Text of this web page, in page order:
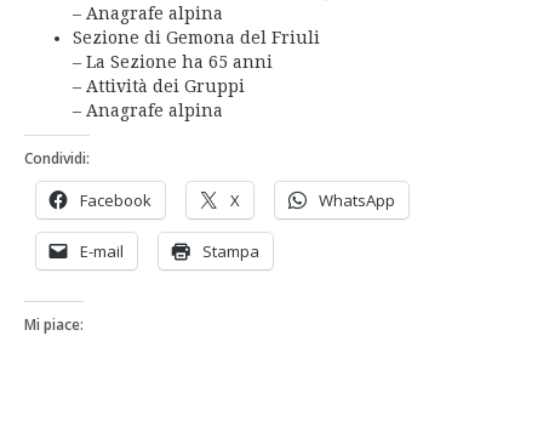
– Anagrafe alpina
Sezione di Gemona del Friuli
– La Sezione ha 65 anni
– Attività dei Gruppi
– Anagrafe alpina
Condividi:
Facebook X WhatsApp
E-mail Stampa
Mi piace: